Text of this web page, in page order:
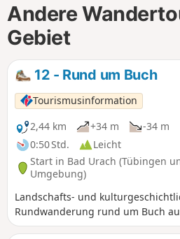
Andere
Gebiet
12 - Rund um Buch
Tourismusinformation
2,44 km
+34 m
-34 m
0:50 Std.
Leicht
Start in Bad Urach (Tübingen
Umgebung)
Landschafts- und
Rundwanderung rund um Buch